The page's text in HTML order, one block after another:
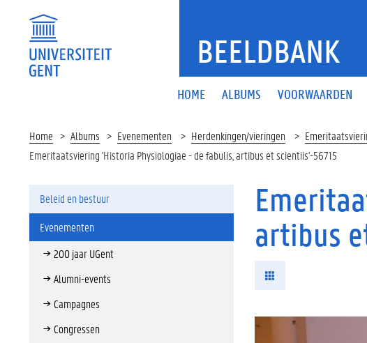
BEELDBANK
HOME ALBUMS VOORWAARDEN
Home Albums Evenementen Herdenkingen/vieringen
Emeritaatsviering 'Historia Physiologiae - de fabulis, artibus et scientiis'-56715
Beleid en bestuur
Evenementen
200 jaar UGent
Alumni-events
Campagnes
Congressen
artibus